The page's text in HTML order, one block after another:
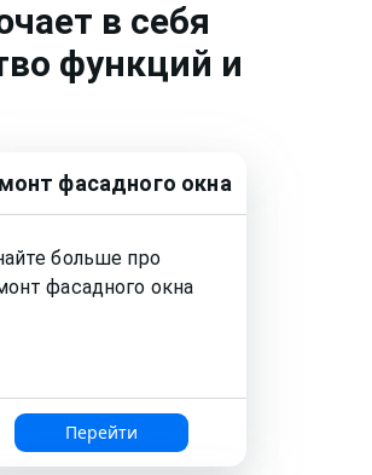
в себя
функций и
фасадного окна
больше про
фасадного окна
Перейти